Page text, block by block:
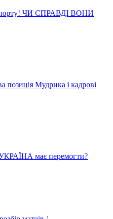
ЧИ СПРАВДІ ВОНИ
позиція Мудрика і кадрові
має перемогти?